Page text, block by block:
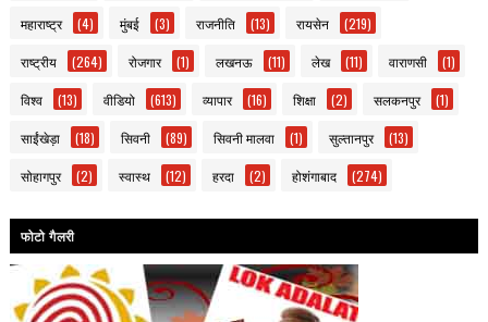
महाराष्ट्र (4) मुंबई (3) राजनीति (13) रायसेन (219)
राष्ट्रीय (264) रोजगार (1) लखनऊ (11) लेख (11) वाराणसी (1)
विश्व (13) वीडियो (613) व्यापार (16) शिक्षा (2) सलकनपुर (1)
साईंखेड़ा (18) सिवनी (89) सिवनी मालवा (1) सुल्तानपुर (13)
सोहागपुर (2) स्वास्थ (12) हरदा (2) होशंगाबाद (274)
फोटो गैलरी